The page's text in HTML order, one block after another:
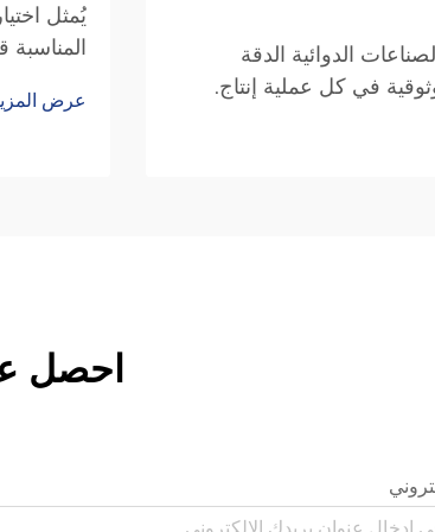
الدوائية الدقة
في كل عملية إنتاج.
تكنولوجيا أتمتة متقدمة
يُمثل
المناسبة
وجودة
عرض
احصل